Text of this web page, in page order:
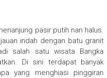
pasir putih nan halus.
indah dengan batu granit
salah satu wisata Bangka
Di sini terdapat banyak
yang menghiasi pinggiran